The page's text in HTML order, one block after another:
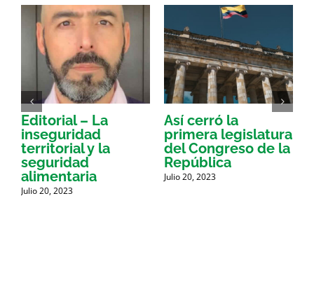
Editorial – La
inseguridad
territorial y la
seguridad
alimentaria
Julio 20, 2023
Así cerró la
primera legislatura
del Congreso de la
República
Julio 20, 2023